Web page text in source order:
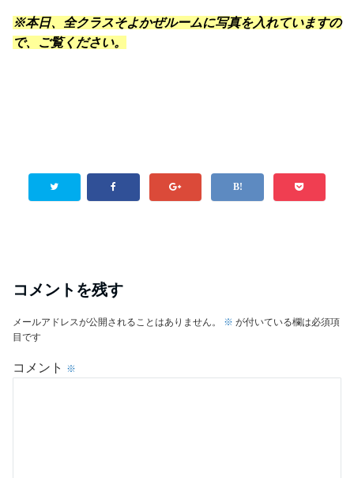
※本日、全クラスそよかぜルームに写真を入れていますの
で、ご覧ください。
コメントを残す
メールアドレスが公開されることはありません。 ※ が付いている欄は必須項
目です
コメント ※